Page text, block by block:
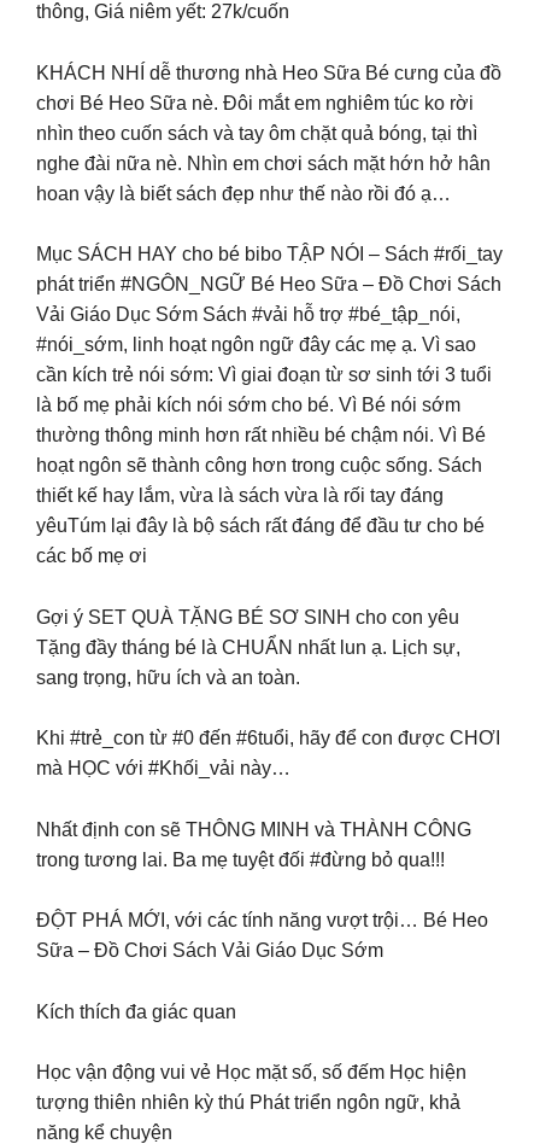
thông, Giá niêm yết: 27k/cuốn
KHÁCH NHÍ dễ thương nhà Heo Sữa Bé cưng của đồ
chơi Bé Heo Sữa nè. Đôi mắt em nghiêm túc ko rời
nhìn theo cuốn sách và tay ôm chặt quả bóng, tại thì
nghe đài nữa nè. Nhìn em chơi sách mặt hớn hở hân
hoan vậy là biết sách đẹp như thế nào rồi đó ạ…
Mục SÁCH HAY cho bé bibo TẬP NÓI – Sách #rối_tay
phát triển #NGÔN_NGỮ Bé Heo Sữa – Đồ Chơi Sách
Vải Giáo Dục Sớm Sách #vải hỗ trợ #bé_tập_nói,
#nói_sớm, linh hoạt ngôn ngữ đây các mẹ ạ. Vì sao
cần kích trẻ nói sớm: Vì giai đoạn từ sơ sinh tới 3 tuổi
là bố mẹ phải kích nói sớm cho bé. Vì Bé nói sớm
thường thông minh hơn rất nhiều bé chậm nói. Vì Bé
hoạt ngôn sẽ thành công hơn trong cuộc sống. Sách
thiết kế hay lắm, vừa là sách vừa là rối tay đáng
yêuTúm lại đây là bộ sách rất đáng để đầu tư cho bé
các bố mẹ ơi
Gợi ý SET QUÀ TẶNG BÉ SƠ SINH cho con yêu
Tặng đầy tháng bé là CHUẨN nhất lun ạ. Lịch sự,
sang trọng, hữu ích và an toàn.
Khi #trẻ_con từ #0 đến #6tuổi, hãy để con được CHƠI
mà HỌC với #Khối_vải này…
Nhất định con sẽ THÔNG MINH và THÀNH CÔNG
trong tương lai. Ba mẹ tuyệt đối #đừng bỏ qua!!!
ĐỘT PHÁ MỚI, với các tính năng vượt trội… Bé Heo
Sữa – Đồ Chơi Sách Vải Giáo Dục Sớm
Kích thích đa giác quan
Học vận động vui vẻ Học mặt số, số đếm Học hiện
tượng thiên nhiên kỳ thú Phát triển ngôn ngữ, khả
năng kể chuyện